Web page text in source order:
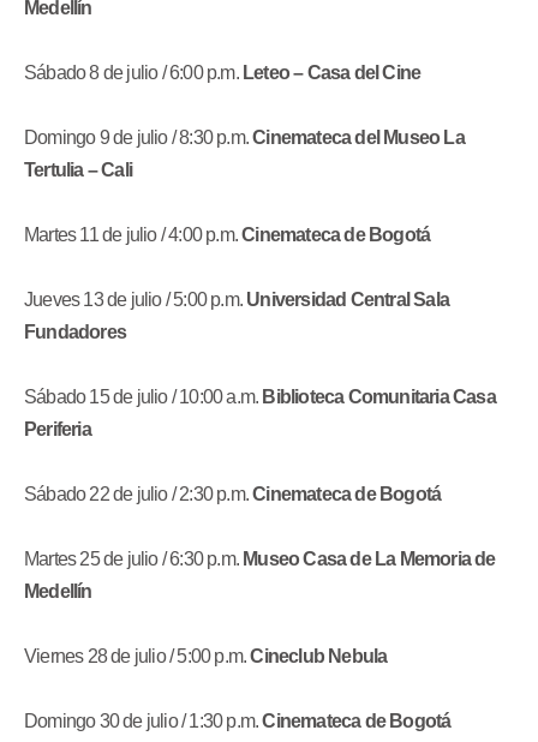
Medellín
Sábado 8 de julio / 6:00 p.m. Leteo – Casa del Cine
Domingo 9 de julio / 8:30 p.m.Cinemateca del Museo La
Tertulia – Cali
Martes 11 de julio / 4:00 p.m.Cinemateca de Bogotá
Jueves 13 de julio / 5:00 p.m. Universidad Central Sala
Fundadores
Sábado 15 de julio / 10:00 a.m. Biblioteca Comunitaria Casa
Periferia
Sábado 22 de julio / 2:30 p.m.Cinemateca de Bogotá
Martes 25 de julio / 6:30 p.m. Museo Casa de La Memoria de
Medellín
Viernes 28 de julio / 5:00 p.m.Cineclub Nebula
Domingo 30 de julio / 1:30 p.m.Cinemateca de Bogotá